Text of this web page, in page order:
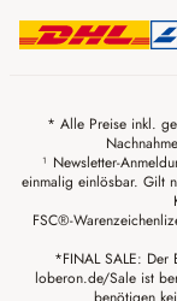
* Alle Preise inkl.
¹ Newsletter-
einmalig einlösbar. Gilt
FSC®-
*FINAL SALE: Der
loberon.de/Sale ist